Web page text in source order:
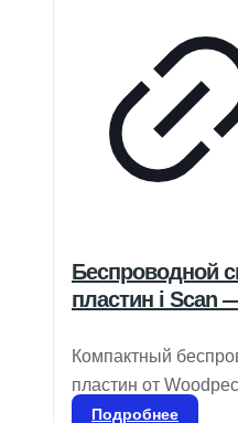
придерживаясь
Беспроводной
пластин i Scan
Компактный
пластин от
дюймовый
Подробнее